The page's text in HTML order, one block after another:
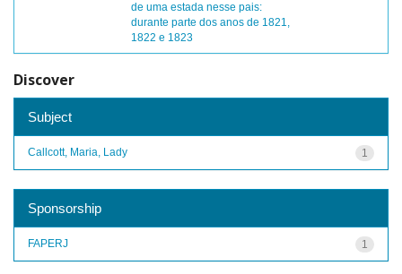
de uma estada nesse pais:
durante parte dos anos de 1821,
1822 e 1823
Discover
Subject
1
Callcott, Maria, Lady
Sponsorship
1
FAPERJ